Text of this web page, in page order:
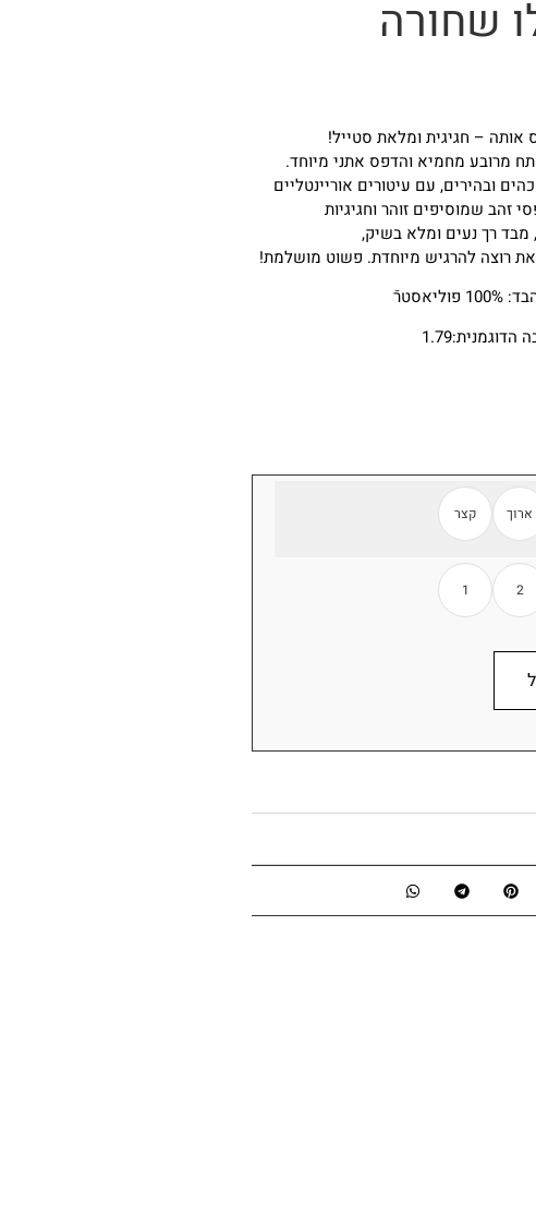
שחורה
– חגיגית ומלאת סטייל!
מרובע מחמיא והדפס אתני מיוחד.
ובהירים, עם עיטורים אוריינטליים
זהב שמוסיפים זוהר וחגיגיות
מבד רך נעים ומלא בשיק,
רוצה להרגיש מיוחדת. פשוט מושלמת!
הדוגמנית:1.79
ארוך קצר
2
1